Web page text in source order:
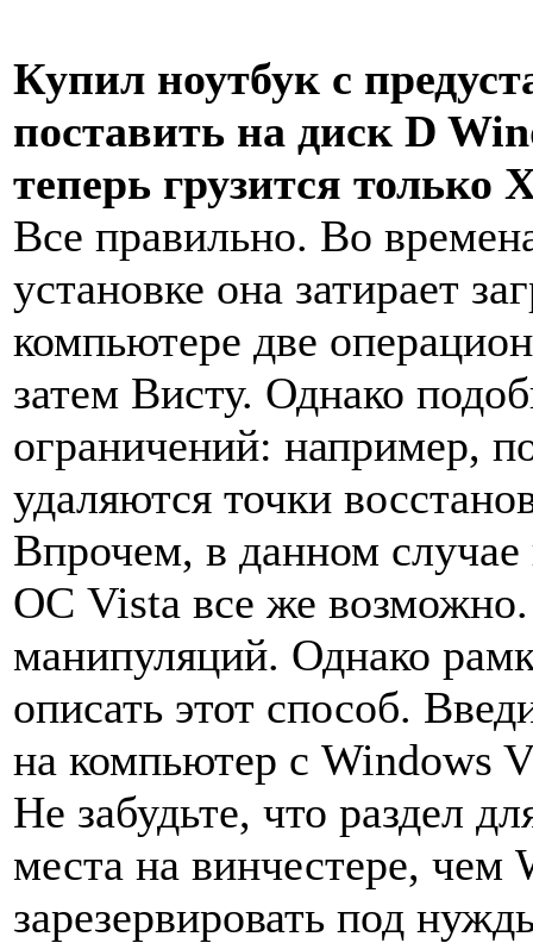
Купил ноутбук с
поставить на диск D
теперь грузится
Все правильно. Во
установке она затирает
компьютере две
затем Висту. Однако
ограничений: например,
удаляются точки
Впрочем, в данном случае
ОС Vista все же возможно.
манипуляций. Однако
описать этот способ.
на компьютер с Windows
Не забудьте, что раздел
места на винчестере, чем
зарезервировать под